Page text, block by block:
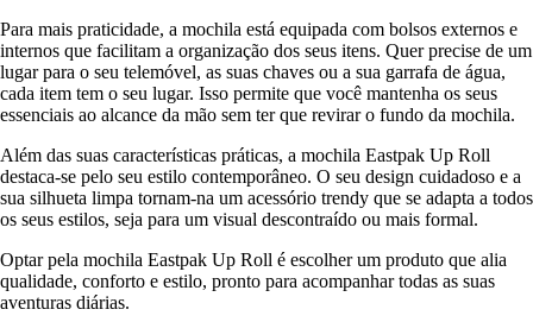
Para mais praticidade, a mochila está equipada com bolsos externos e
internos que facilitam a organização dos seus itens. Quer precise de um
lugar para o seu telemóvel, as suas chaves ou a sua garrafa de água,
cada item tem o seu lugar. Isso permite que você mantenha os seus
essenciais ao alcance da mão sem ter que revirar o fundo da mochila.
Além das suas características práticas, a mochila Eastpak Up Roll
destaca-se pelo seu estilo contemporâneo. O seu design cuidadoso e a
sua silhueta limpa tornam-na um acessório trendy que se adapta a todos
os seus estilos, seja para um visual descontraído ou mais formal.
Optar pela mochila Eastpak Up Roll é escolher um produto que alia
qualidade, conforto e estilo, pronto para acompanhar todas as suas
aventuras diárias.